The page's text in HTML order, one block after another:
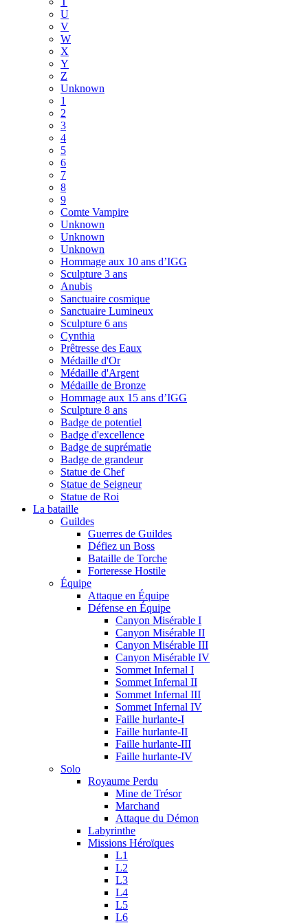
U
V
W
X
Y
Z
Unknown
1
2
3
4
5
6
7
8
9
Comte Vampire
Unknown
Unknown
Unknown
Hommage aux 10 ans d’IGG
Sculpture 3 ans
Anubis
Sanctuaire cosmique
Sanctuaire Lumineux
Sculpture 6 ans
Cynthia
Prêtresse des Eaux
Médaille d'Or
Médaille d'Argent
Médaille de Bronze
Hommage aux 15 ans d’IGG
Sculpture 8 ans
Badge de potentiel
Badge d'excellence
Badge de suprématie
Badge de grandeur
Statue de Chef
Statue de Seigneur
Statue de Roi
La bataille
Guildes
Guerres de Guildes
Défiez un Boss
Bataille de Torche
Forteresse Hostile
Équipe
Attaque en Équipe
Défense en Équipe
Canyon Misérable I
Canyon Misérable II
Canyon Misérable III
Canyon Misérable IV
Sommet Infernal I
Sommet Infernal II
Sommet Infernal III
Sommet Infernal IV
Faille hurlante-I
Faille hurlante-II
Faille hurlante-III
Faille hurlante-IV
Solo
Royaume Perdu
Mine de Trésor
Marchand
Attaque du Démon
Labyrinthe
Missions Héroïques
L1
L2
L3
L4
L5
L6